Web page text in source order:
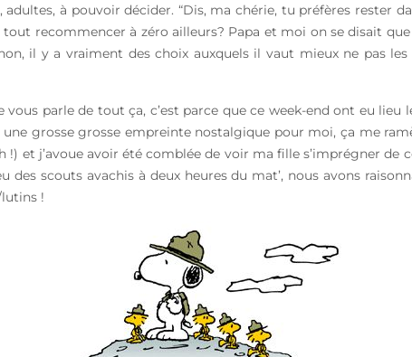
adultes, à pouvoir décider. “Dis, ma chérie, tu préfères rester
recommencer à zéro ailleurs? Papa et moi on se disait
il y a vraiment des choix auxquels il vaut mieux ne pas
vous parle de tout ça, c’est parce que ce week-end ont eu
une grosse grosse empreinte nostalgique pour moi, ça me
!) et j’avoue avoir été comblée de voir ma fille s’imprégner de
des scouts avachis à deux heures du mat’, nous avons
!